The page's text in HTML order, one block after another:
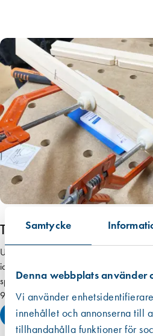
Samtycke
Denna webbplats använder
Vi använder
innehållet och annonserna till
tillhandahålla funktioner för
Trälagning
Under kursen kommer du lära dig de
identifiera och åtgärda rötskador på
spröjs.
9 500 kr (exkl. moms) per deltagare
Läs mer